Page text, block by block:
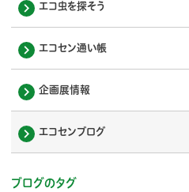
エコ虫を探そう
エコセン通い帳
企画展情報
エコセンブログ
ブログのタグ